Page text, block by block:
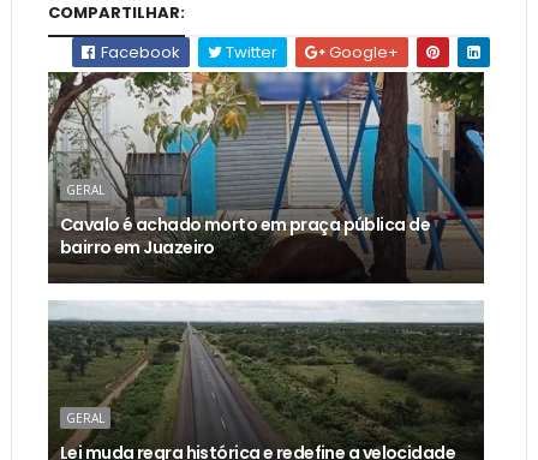
COMPARTILHAR:
Facebook
Twitter Google+
GERAL
Cavalo é achado morto em praça pública de
bairro em Juazeiro
GERAL
Lei muda regra histórica e redefine a velocidade